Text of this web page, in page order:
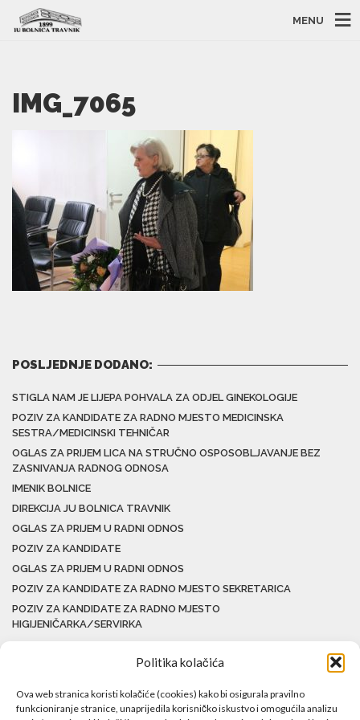
Politika kolačića
Ova web stranica koristi kolačiće (cookies) kako bi osigurala pravilno
funkcioniranje stranice, unaprijedila korisničko iskustvo i omogućila analizu
MENU
IMG_7065
POSLJEDNJE DODANO:
STIGLA NAM JE LIJEPA POHVALA ZA ODJEL GINEKOLOGIJE
POZIV ZA KANDIDATE ZA RADNO MJESTO MEDICINSKA
SESTRA/MEDICINSKI TEHNIČAR
OGLAS ZA PRIJEM LICA NA STRUČNO OSPOSOBLJAVANJE BEZ
ZASNIVANJA RADNOG ODNOSA
IMENIK BOLNICE
DIREKCIJA JU BOLNICA TRAVNIK
OGLAS ZA PRIJEM U RADNI ODNOS
POZIV ZA KANDIDATE
OGLAS ZA PRIJEM U RADNI ODNOS
POZIV ZA KANDIDATE ZA RADNO MJESTO SEKRETARICA
POZIV ZA KANDIDATE ZA RADNO MJESTO
HIGIJENIČARKA/SERVIRKA